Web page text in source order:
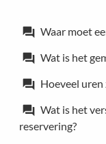
forum Waar moet
forum Wat is het
forum Hoeveel
forum Wat is het
reservering?